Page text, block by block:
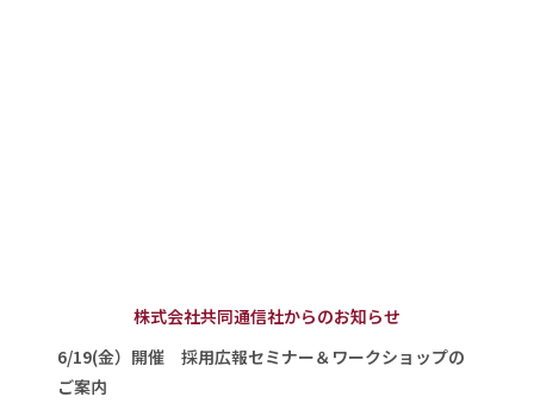
株式会社共同通信社からのお知らせ
6/19(金）開催 採用広報セミナー＆ワークショップの
ご案内